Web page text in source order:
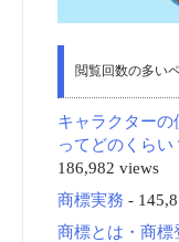
閲覧回数の多い
キャラクターの
ってどのくら
186,982 views
商標実務 -
商標とは・商標